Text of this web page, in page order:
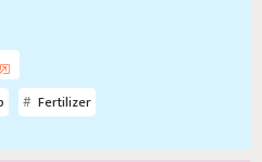
Fertilizer